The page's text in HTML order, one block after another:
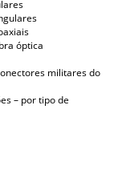
óptica
militares do
– por tipo de